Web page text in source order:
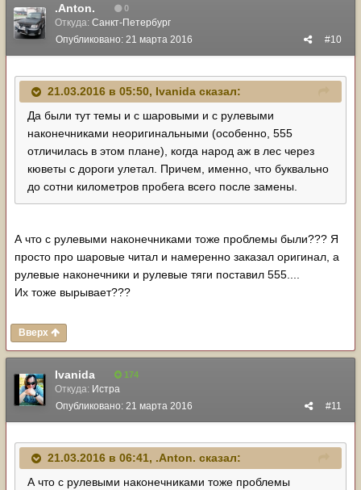
.Anton. 0
Откуда: Санкт-Петербург
#10
Опубликовано: 21 марта 2016
21.03.2016 в 05:50, Ivanida сказал:
Да были тут темы и с шаровыми и с рулевыми
наконечниками неоригинальными (особенно, 555
отличилась в этом плане), когда народ аж в лес через
кюветы с дороги улетал. Причем, именно, что буквально
до сотни километров пробега всего после замены.
А что с рулевыми наконечниками тоже проблемы были??? Я
просто про шаровые читал и намеренно заказал оригинал, а
рулевые наконечники и рулевые тяги поставил 555....
Их тоже вырывает???
Вверх
Ivanida 174
Откуда: Истра
#11
Опубликовано: 21 марта 2016
21.03.2016 в 06:41, .Anton. сказал:
А что с рулевыми наконечниками тоже проблемы